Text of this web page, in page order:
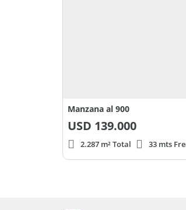
Manzana al 900
USD 139.000
2.287 m² Total 33 mts